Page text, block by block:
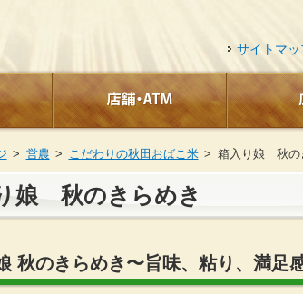
サイトマッ
娘 秋のきらめき
秋のきらめき〜旨味、粘り、満足
営農 こだわりの秋田おばこ米 箱入り娘 秋の